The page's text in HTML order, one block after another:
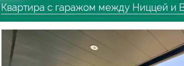
Квартира с гаражом между Ниццей и